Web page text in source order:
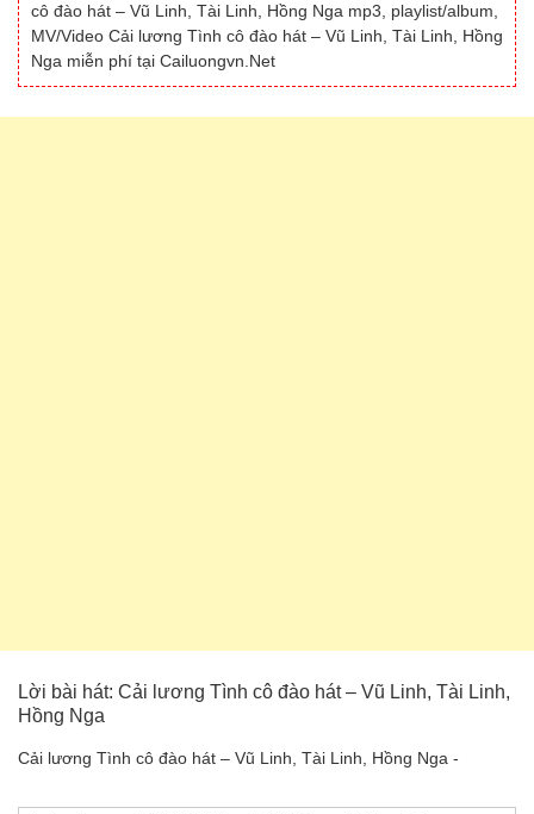
cô đào hát – Vũ Linh, Tài Linh, Hồng Nga mp3, playlist/album,
MV/Video Cải lương Tình cô đào hát – Vũ Linh, Tài Linh, Hồng
Nga miễn phí tại Cailuongvn.Net
Lời bài hát: Cải lương Tình cô đào hát – Vũ Linh, Tài Linh,
Hồng Nga
Cải lương Tình cô đào hát – Vũ Linh, Tài Linh, Hồng Nga -